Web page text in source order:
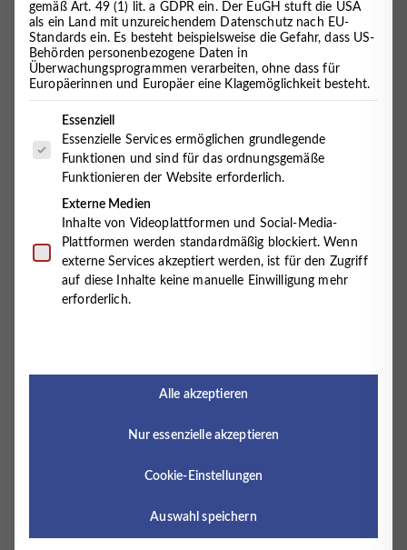
In unserem MVZ für psychische und körperliche
Gesundheit werden Patienten auch
allgemeinmedizinisch (hausärztlich) versorgt.
allgemeinmedizinische Untersuchung statt, um den
körperlichen Status zu erheben. Dabei steht keine
aufwendige apparative Untersuchung im
Vordergrund. Es werden Laboruntersuchungen und
EKG durchgeführt.
Sind umfangreichere diagnostische oder medizinische
Behandlungen erforderlich, überweisen wir an
entsprechende Fachärzte und Kliniken.
Medikamente zu verzichten. Naturheilkundliche und
homöopathische Medikamente werden ganz
berücksichtigt.
gemäß Art. 49 (1) lit. a GDPR ein. Der EuGH stuft die USA
als ein Land mit unzureichendem Datenschutz nach EU-
Standards ein. Es besteht beispielsweise die Gefahr, dass US-
Behörden personenbezogene Daten in
Überwachungsprogrammen verarbeiten, ohne dass für
Europäerinnen und Europäer eine Klagemöglichkeit besteht.
Es folgt eine Liste der Service-Gruppen, für die eine Einwilligung
Essenziell
Essenzielle Services ermöglichen grundlegende
Funktionen und sind für das ordnungsgemäße
Funktionieren der Website erforderlich.
Externe Medien
Inhalte von Videoplattformen und Social-Media-
Plattformen werden standardmäßig blockiert. Wenn
externe Services akzeptiert werden, ist für den Zugriff
auf diese Inhalte keine manuelle Einwilligung mehr
erforderlich.
Alle akzeptieren
Nur essenzielle akzeptieren
Cookie-Einstellungen
Auswahl speichern